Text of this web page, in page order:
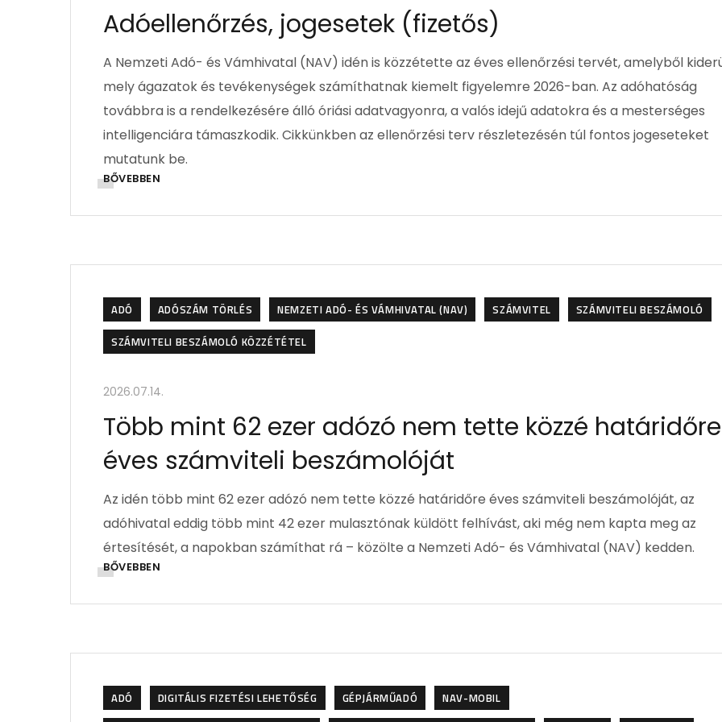
Adóellenőrzés, jogesetek (fizetős)
A Nemzeti Adó- és Vámhivatal (NAV) idén is közzétette az éves ellenőrzési tervét, amelyből
mely ágazatok és tevékenységek számíthatnak kiemelt figyelemre 2026-ban. Az adóhatóság
továbbra is a rendelkezésére álló óriási adatvagyonra, a valós idejű adatokra és a mesterséges
intelligenciára támaszkodik. Cikkünkben az ellenőrzési terv részletezésén túl fontos jogeseteket
mutatunk be.
BŐVEBBEN
ADÓ ADÓSZÁM TÖRLÉS NEMZETI ADÓ- ÉS VÁMHIVATAL (NAV) SZÁMVITEL
SZÁMVITELI BESZÁMOLÓ
SZÁMVITELI BESZÁMOLÓ KÖZZÉTÉTEL
2026.07.14.
Több mint 62 ezer adózó nem tette közzé határidőre
éves számviteli beszámolóját
Az idén több mint 62 ezer adózó nem tette közzé határidőre éves számviteli beszámolóját, az
adóhivatal eddig több mint 42 ezer mulasztónak küldött felhívást, aki még nem kapta meg az
értesítését, a napokban számíthat rá – közölte a Nemzeti Adó- és Vámhivatal (NAV) kedden.
BŐVEBBEN
ADÓ DIGITÁLIS FIZETÉSI LEHETŐSÉG GÉPJÁRMŰADÓ NAV-MOBIL